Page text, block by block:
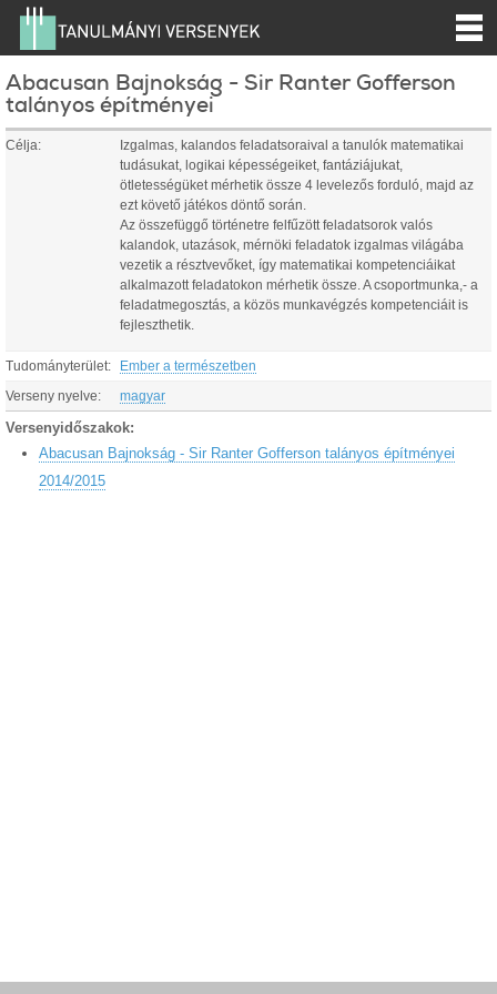
Abacusan Bajnokság - Sir Ranter Gofferson
talányos építményei
Célja:
Izgalmas, kalandos feladatsoraival a tanulók matematikai
tudásukat, logikai képességeiket, fantáziájukat,
ötletességüket mérhetik össze 4 levelezős forduló, majd az
ezt követő játékos döntő során.
Az összefüggő történetre felfűzött feladatsorok valós
kalandok, utazások, mérnöki feladatok izgalmas világába
vezetik a résztvevőket, így matematikai kompetenciáikat
alkalmazott feladatokon mérhetik össze. A csoportmunka,- a
feladatmegosztás, a közös munkavégzés kompetenciáit is
fejleszthetik.
Tudományterület: Ember a természetben
Verseny nyelve: magyar
Versenyidőszakok:
Abacusan Bajnokság - Sir Ranter Gofferson talányos építményei
2014/2015